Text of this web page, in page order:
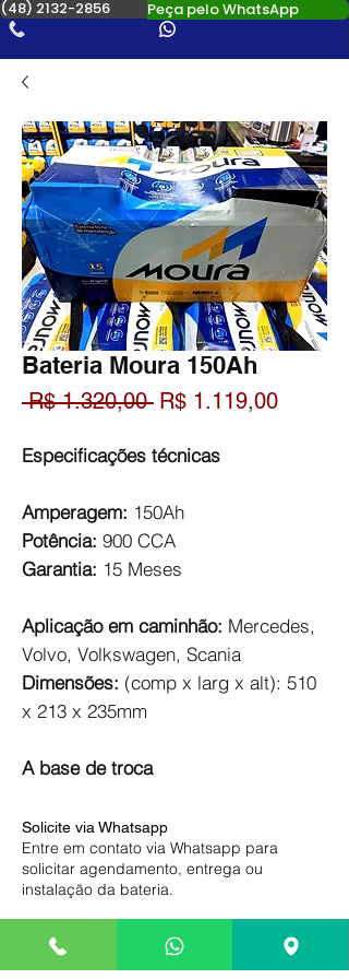
(48) 2132-2856 Peça pelo WhatsApp
Bateria Moura 150Ah
R$ 1.320,00 Preço
R$ 1.119,00Preço
Especificações técnicas
Amperagem: 150Ah
Potência: 900 CCA
Garantia: 15 Meses
Aplicação em caminhão: Mercedes,
Volvo, Volkswagen, Scania
Dimensões: (comp x larg x alt): 510
x 213 x 235mm
A base de troca
Solicite via Whatsapp
Entre em contato via Whatsapp para
solicitar agendamento, entrega ou
instalação da bateria.
Compre com segurança, efetue o
pagamento somente na entrega ou após a